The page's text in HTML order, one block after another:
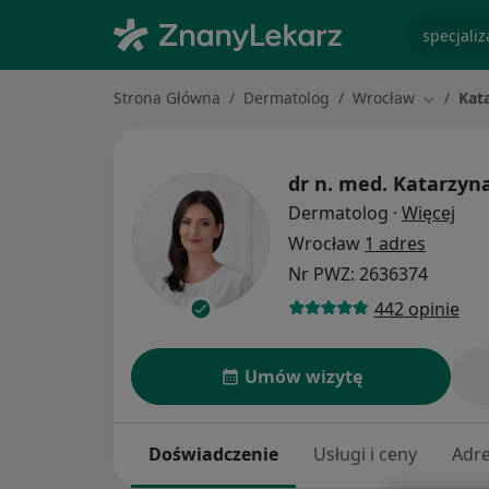
Strona Główna Dermatolog Wrocław Zmień
dr n. med.
Dermatolog · Więcej
Wrocław 1 adres
Nr PWZ: 2636374
442 opinie
Umów wizytę
Doświadczenie Usługi i ceny